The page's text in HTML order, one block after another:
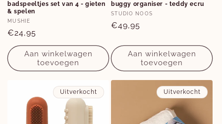
badspeeltjes set van 4 - gieten
& spelen
Verkoper:
MUSHIE
Normale
prijs
€24,95
Aan winkelwagen
toevoegen
buggy organiser - teddy ecru
Verkoper:
STUDIO NOOS
Normale
€49,95
Aan winkelwagen
toevoegen
Uitverkocht Uitverkocht